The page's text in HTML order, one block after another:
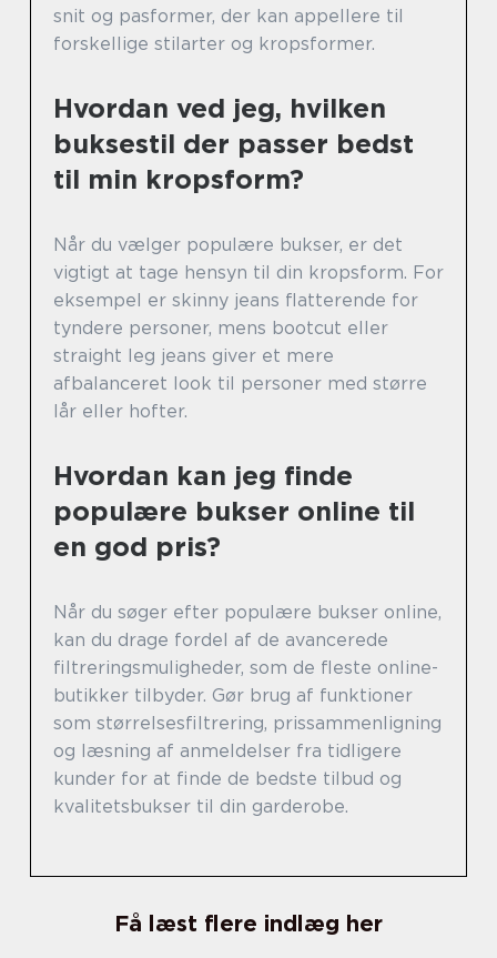
snit og pasformer, der kan appellere til
forskellige stilarter og kropsformer.
Hvordan ved jeg, hvilken
buksestil der passer bedst
til min kropsform?
Når du vælger populære bukser, er det
vigtigt at tage hensyn til din kropsform. For
eksempel er skinny jeans flatterende for
tyndere personer, mens bootcut eller
straight leg jeans giver et mere
afbalanceret look til personer med større
lår eller hofter.
Hvordan kan jeg finde
populære bukser online til
en god pris?
Når du søger efter populære bukser online,
kan du drage fordel af de avancerede
filtreringsmuligheder, som de fleste online-
butikker tilbyder. Gør brug af funktioner
som størrelsesfiltrering, prissammenligning
og læsning af anmeldelser fra tidligere
kunder for at finde de bedste tilbud og
kvalitetsbukser til din garderobe.
Få læst flere indlæg her